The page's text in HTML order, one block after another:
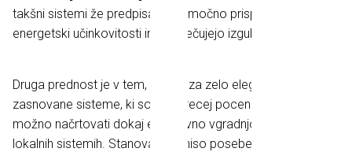
takšni sistemi že predpisani, saj močno prispevajo k
energetski učinkovitosti in preprečujejo izgube.
Druga prednost je v tem, da gre za zelo elegantno
zasnovane sisteme, ki so tudi precej poceni. Vedno je
možno načrtovati dokaj enostavno vgradnjo, sploh pri
lokalnih sistemih. Stanovalci, ki niso posebej zahtevni, bodo